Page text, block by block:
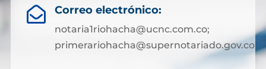
 Correo electrónico:
notaria1riohacha@ucnc.com.co;
primerariohacha@supernotariado.gov.co